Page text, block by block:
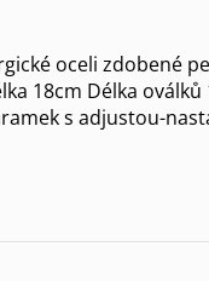
oceli zdobené
18cm Délka oválků
s adjustou-